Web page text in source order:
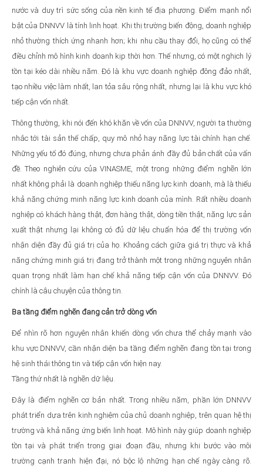
nước và duy trì sức sống của nền kinh tế địa phương. Điểm mạnh nổi
bật của DNNVV là tính linh hoạt. Khi thị trường biến động, doanh nghiệp
nhỏ thường thích ứng nhanh hơn; khi nhu cầu thay đổi, họ cũng có thể
điều chỉnh mô hình kinh doanh kịp thời hơn. Thế nhưng, có một nghịch lý
tồn tại kéo dài nhiều năm. Đó là khu vực doanh nghiệp đông đảo nhất,
tạo nhiều việc làm nhất, lan tỏa sâu rộng nhất, nhưng lại là khu vực khó
tiếp cận vốn nhất.
Thông thường, khi nói đến khó khăn về vốn của DNNVV, người ta thường
nhắc tới tài sản thế chấp, quy mô nhỏ hay năng lực tài chính hạn chế.
Những yếu tố đó đúng, nhưng chưa phản ánh đầy đủ bản chất của vấn
đề. Theo nghiên cứu của VINASME, một trong những điểm nghẽn lớn
nhất không phải là doanh nghiệp thiếu năng lực kinh doanh, mà là thiếu
khả năng chứng minh năng lực kinh doanh của mình. Rất nhiều doanh
nghiệp có khách hàng thật, đơn hàng thật, dòng tiền thật, năng lực sản
xuất thật nhưng lại không có đủ dữ liệu chuẩn hóa để thị trường vốn
nhận diện đầy đủ giá trị của họ. Khoảng cách giữa giá trị thực và khả
năng chứng minh giá trị đang trở thành một trong những nguyên nhân
quan trọng nhất làm hạn chế khả năng tiếp cận vốn của DNNVV. Đó
chính là câu chuyện của thông tin.
Ba tầng điểm nghẽn đang cản trở dòng vốn
Để nhìn rõ hơn nguyên nhân khiến dòng vốn chưa thể chảy mạnh vào
khu vực DNNVV, cần nhận diện ba tầng điểm nghẽn đang tồn tại trong
hệ sinh thái thông tin và tiếp cận vốn hiện nay.
Tầng thứ nhất là nghẽn dữ liệu.
Đây là điểm nghẽn cơ bản nhất. Trong nhiều năm, phần lớn DNNVV
phát triển dựa trên kinh nghiệm của chủ doanh nghiệp, trên quan hệ thị
trường và khả năng ứng biến linh hoạt. Mô hình này giúp doanh nghiệp
tồn tại và phát triển trong giai đoạn đầu, nhưng khi bước vào môi
trường cạnh tranh hiện đại, nó bộc lộ những hạn chế ngày càng rõ.